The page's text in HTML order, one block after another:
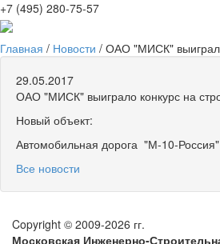
+7 (495) 280-75-57
Главная / Новости / ОАО "МИСК"
29.05.2017
ОАО "МИСК" выиграло конкурс на
Новый объект:
Автомобильная дорога "М-10-
Все новости
Copyright © 2009-2026 гг.
Московская Инженерно-